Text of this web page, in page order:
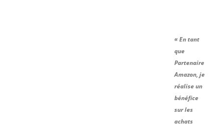
« En tant
que
Partenaire
Amazon, je
réalise un
bénéfice
sur les
achats